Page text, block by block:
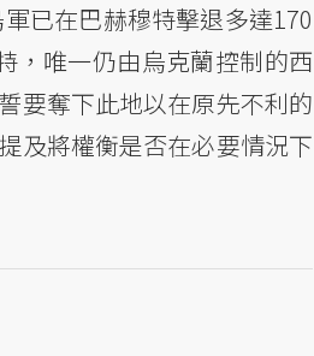
已在巴赫穆特擊退多達170
，唯一仍由烏克蘭控制的西
要奪下此地以在原先不利的
及將權衡是否在必要情況下